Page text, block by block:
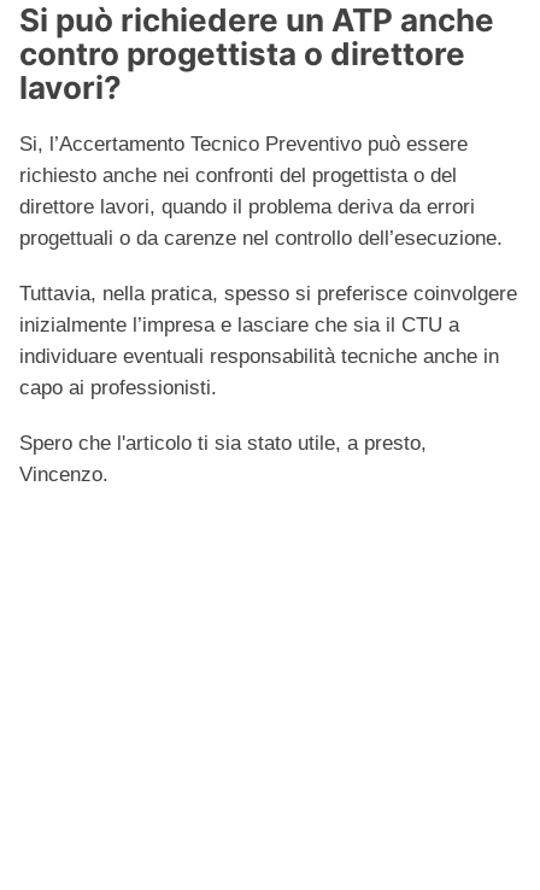
Si può richiedere un ATP anche
contro progettista o direttore
lavori?
Si, l’Accertamento Tecnico Preventivo può essere
richiesto anche nei confronti del progettista o del
direttore lavori, quando il problema deriva da errori
progettuali o da carenze nel controllo dell’esecuzione.
Tuttavia, nella pratica, spesso si preferisce coinvolgere
inizialmente l’impresa e lasciare che sia il CTU a
individuare eventuali responsabilità tecniche anche in
capo ai professionisti.
Spero che l'articolo ti sia stato utile, a presto,
Vincenzo.